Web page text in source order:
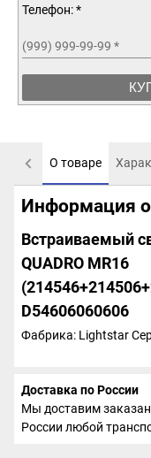
Телефон: *
(999) 999-99-99 *
О товаре
Информация
Встраиваемый
QUADRO МR16
D54606060606
Фабрика: Lightstar
Доставка по России
Мы доставим
России любой